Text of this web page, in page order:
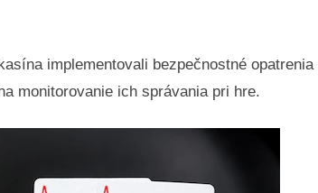
implementovali bezpečnostné
monitorovanie ich správania pri hre.